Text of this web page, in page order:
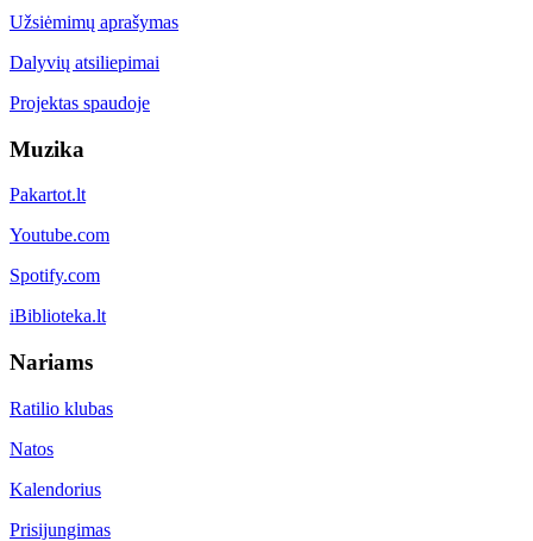
Užsiėmimų aprašymas
Dalyvių atsiliepimai
Projektas spaudoje
Muzika
Pakartot.lt
Youtube.com
Spotify.com
iBiblioteka.lt
Nariams
Ratilio klubas
Natos
Kalendorius
Prisijungimas